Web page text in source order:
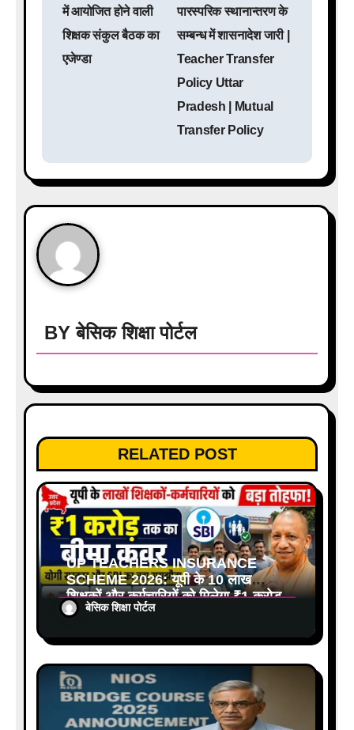
i
g
a
t
o
में आयोजित होने वाली
शिक्षक संकुल बैठक का
एजेण्डा
पारस्परिक स्थानान्तरण के
सम्बन्ध में शासनादेश जारी |
Teacher Transfer
Policy Uttar
Pradesh | Mutual
Transfer Policy
BYबेसिक शिक्षा पोर्टल
RELATED POST
UP TEACHERS INSURANCE
SCHEME 2026: यूपी के 10 लाख
शिक्षकों और कर्मचारियों को मिलेगा ₹1 करोड़
तक का बीमा कवर, SBI से होगा बड़ा
बेसिक शिक्षा पोर्टल